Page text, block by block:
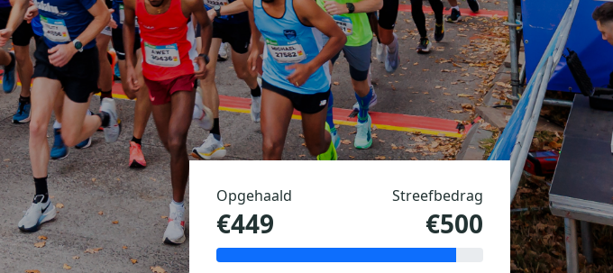
Opgehaald
€449
Streefbedrag
€500